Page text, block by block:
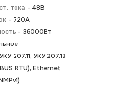
тока - 48В
- 720А
- 36000Вт
УКУ 207.11, УКУ 207.13
RTU), Ethernet